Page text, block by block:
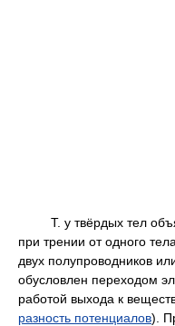
Т. у твёрдых тел
при трении от одного
двух полупроводников
обусловлен переходом
работой выхода к
разность потенциалов).